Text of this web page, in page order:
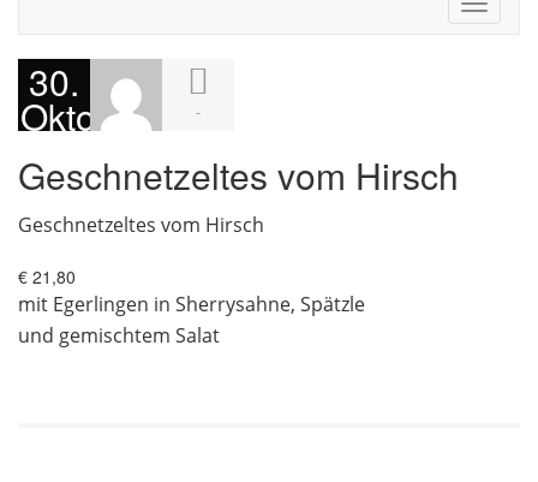
Toggle
30.
Oktober
2015
-
Geschnetzeltes vom Hirsch
Geschnetzeltes vom Hirsch
€ 21,80
mit Egerlingen in Sherrysahne, Spätzle
und gemischtem Salat